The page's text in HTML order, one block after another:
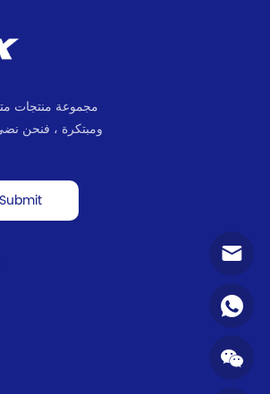
ومبتكرة ، فنحن
Submit